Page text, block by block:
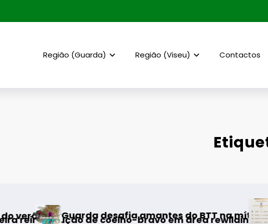
Região (Guarda) Região (Viseu) Contactos
de coelho-bravo em área rewilding
desafia amantes do BTT na mítica Invernal
AF Viseu –